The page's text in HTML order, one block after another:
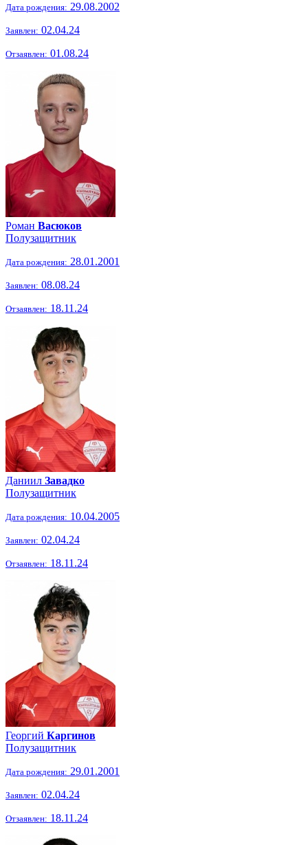
Дата рождения: 29.08.2002
Заявлен: 02.04.24
Отзаявлен: 01.08.24
Роман Васюков
Полузащитник
Дата рождения: 28.01.2001
Заявлен: 08.08.24
Отзаявлен: 18.11.24
Даниил Завадко
Полузащитник
Дата рождения: 10.04.2005
Заявлен: 02.04.24
Отзаявлен: 18.11.24
Георгий Каргинов
Полузащитник
Дата рождения: 29.01.2001
Заявлен: 02.04.24
Отзаявлен: 18.11.24